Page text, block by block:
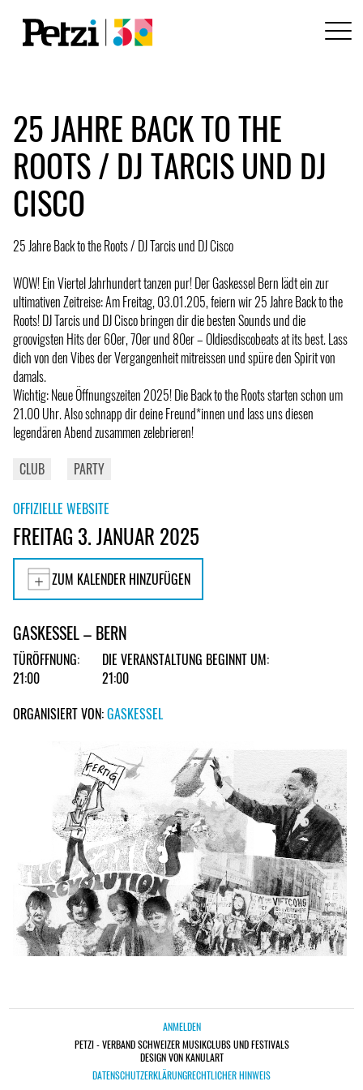
25 JAHRE BACK TO THE
ROOTS / DJ TARCIS UND DJ
CISCO
25 Jahre Back to the Roots / DJ Tarcis und DJ Cisco
WOW! Ein Viertel Jahrhundert tanzen pur! Der Gaskessel Bern lädt ein zur
ultimativen Zeitreise: Am Freitag, 03.01.205, feiern wir 25 Jahre Back to the
Roots! DJ Tarcis und DJ Cisco bringen dir die besten Sounds und die
groovigsten Hits der 60er, 70er und 80er – Oldiesdiscobeats at its best. Lass
dich von den Vibes der Vergangenheit mitreissen und spüre den Spirit von
damals.
Wichtig: Neue Öffnungszeiten 2025! Die Back to the Roots starten schon um
21.00 Uhr. Also schnapp dir deine Freund*innen und lass uns diesen
legendären Abend zusammen zelebrieren!
CLUB
PARTY
OFFIZIELLE WEBSITE
FREITAG 3. JANUAR 2025
ZUM KALENDER HINZUFÜGEN
GASKESSEL – BERN
TÜRÖFFNUNG:
21:00
DIE VERANSTALTUNG BEGINNT UM:
21:00
ORGANISIERT VON:GASKESSEL
ANMELDEN
PETZI - VERBAND SCHWEIZER MUSIKCLUBS UND FESTIVALS
DESIGN VON KANULART
DATENSCHUTZERKLÄRUNGRECHTLICHER HINWEIS